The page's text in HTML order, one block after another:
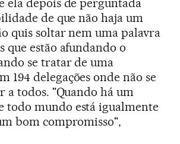
ela depois de perguntada
de que não haja um
quis soltar nem uma palavra
que estão afundando o
se tratar de uma
194 delegações onde não se
a todos. "Quando há um
todo mundo está igualmente
bom compromisso",